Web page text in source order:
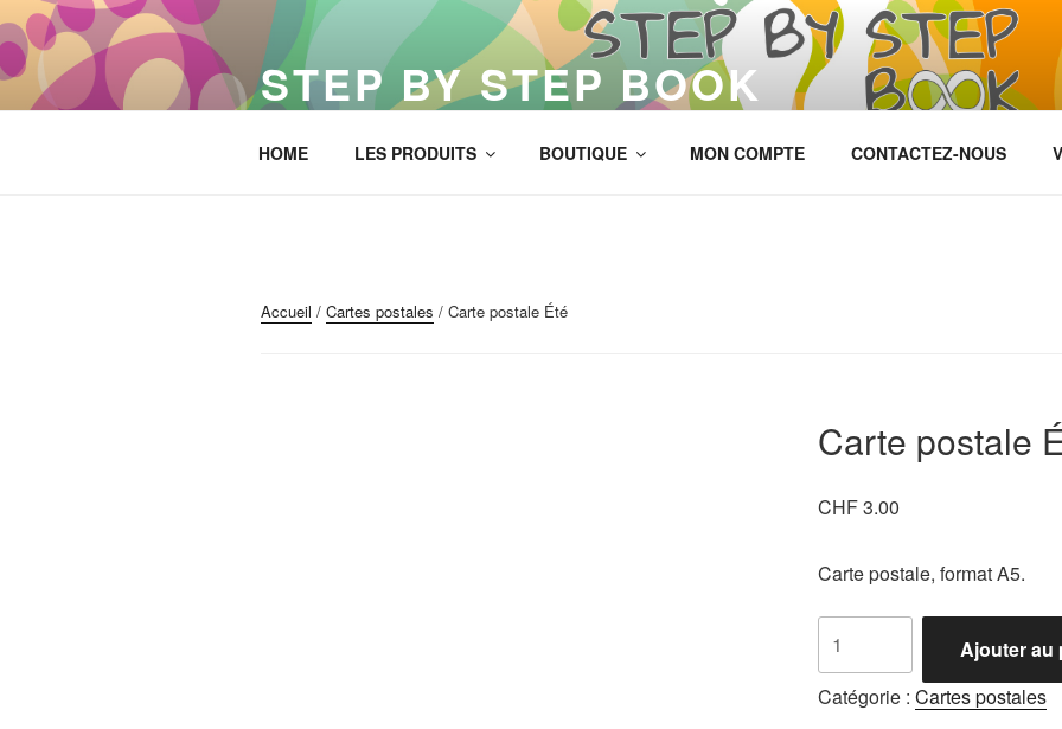
Aller
au
contenu
principal
STEP BY STEP BOOK
HOME LES PRODUITS BOUTIQUE MON COMPTE CONTACTEZ-NOUS
Accueil / Cartes postales / Carte postale Été
Carte postale
CHF3.00
Carte postale, format A5.
quantité
de
Carte
postale
Ajouter au
Catégorie :Cartes postales